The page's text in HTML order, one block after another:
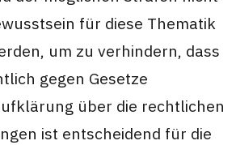
für diese Thematik
um zu verhindern, dass
gegen Gesetze
über die rechtlichen
ist entscheidend für die